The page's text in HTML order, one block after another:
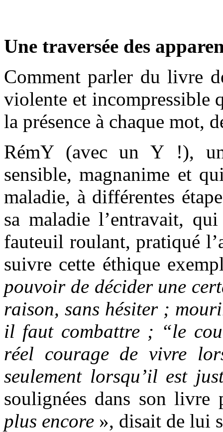
Une traversée des
Comment parler du livre
violente et incompressible
la présence à chaque mot,
RémY (avec un Y !),
sensible, magnanime et
maladie, à différentes
sa maladie l’entravait,
fauteuil roulant, pratiqué
suivre cette éthique
pouvoir de décider une
raison, sans hésiter ;
il faut combattre ; “le
réel courage de vivre
seulement lorsqu’il est
soulignées dans son
plus encore », disait de lui